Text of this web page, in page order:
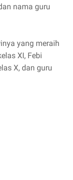
nama guru
yang meraih
XI, Febi
X, dan guru